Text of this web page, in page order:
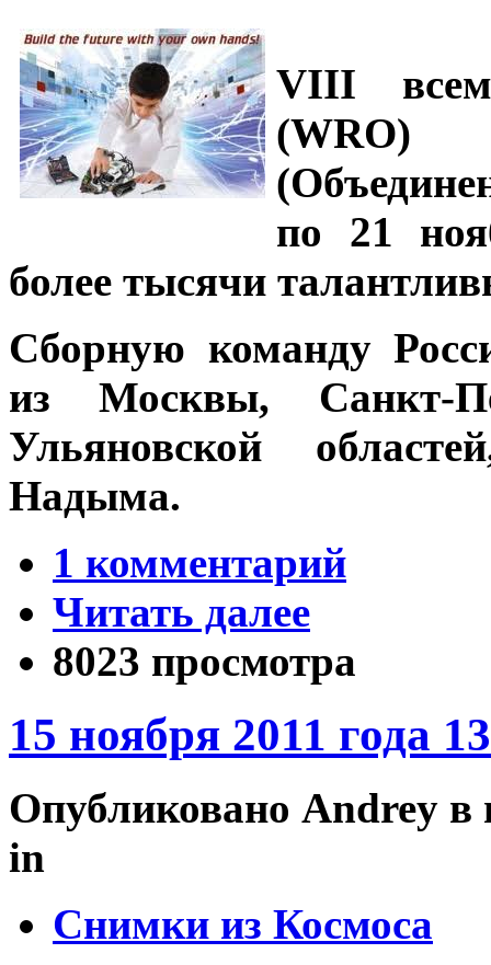
VIII
(WRO)
по 21
более тысячи
Сборную команду
из Москвы, Санкт-
Ульяновской
Надыма.
1 комментарий
Читать далее
8023 просмотра
15 ноября 2011 года
Опубликовано Andrey в
in
Снимки из Космоса